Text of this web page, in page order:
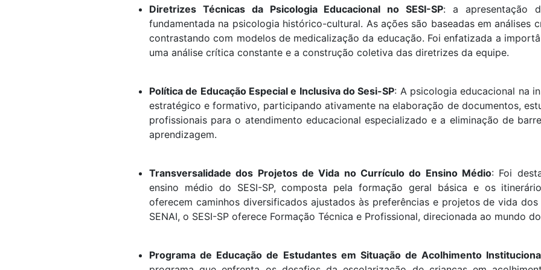
Diretrizes Técnicas da Psicologia Educacional no SESI-SP: a apresentação
fundamentada na psicologia histórico-cultural. As ações são baseadas em análises
contrastando com modelos de medicalização da educação. Foi enfatizada a
uma análise crítica constante e a construção coletiva das diretrizes da equipe.
Política de Educação Especial e Inclusiva do Sesi-SP: A psicologia educacional na
estratégico e formativo, participando ativamente na elaboração de documentos,
profissionais para o atendimento educacional especializado e a eliminação de
aprendizagem.
Transversalidade dos Projetos de Vida no Currículo do Ensino Médio: Foi
ensino médio do SESI-SP, composta pela formação geral básica e os
oferecem caminhos diversificados ajustados às preferências e projetos de vida
SENAI, o SESI-SP oferece Formação Técnica e Profissional, direcionada ao mundo
Programa de Educação de Estudantes em Situação de Acolhimento